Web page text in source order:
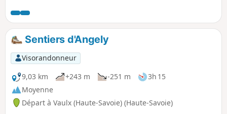
ainsi que sur le Sud du Jura (massif du Colombier) et plus
au Sud vers la Chartreuse et la chaine de Belledonne.
Sentiers d'Angely
Visorandonneur
9,03 km
+243 m -251 m
3h 15
Moyenne
Départ à Vaulx (Haute-Savoie) (Haute-Savoie)